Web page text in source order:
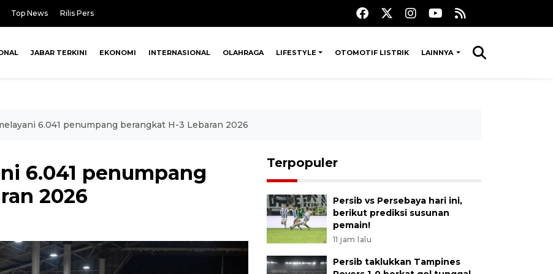
Top News Rilis Pers
JABAR TERKINI EKONOMI INTERNASIONAL OLAHRAGA LIFESTYLE OTOMOTIF LISTRIK LAINNYA
6.041 penumpang berangkat H-3 Lebaran 2026
6.041 penumpang
2026
Terpopuler
Persib vs Persebaya hari ini,
berikut prediksi susunan
pemain!
11 jam lalu
Persib taklukkan Tampines